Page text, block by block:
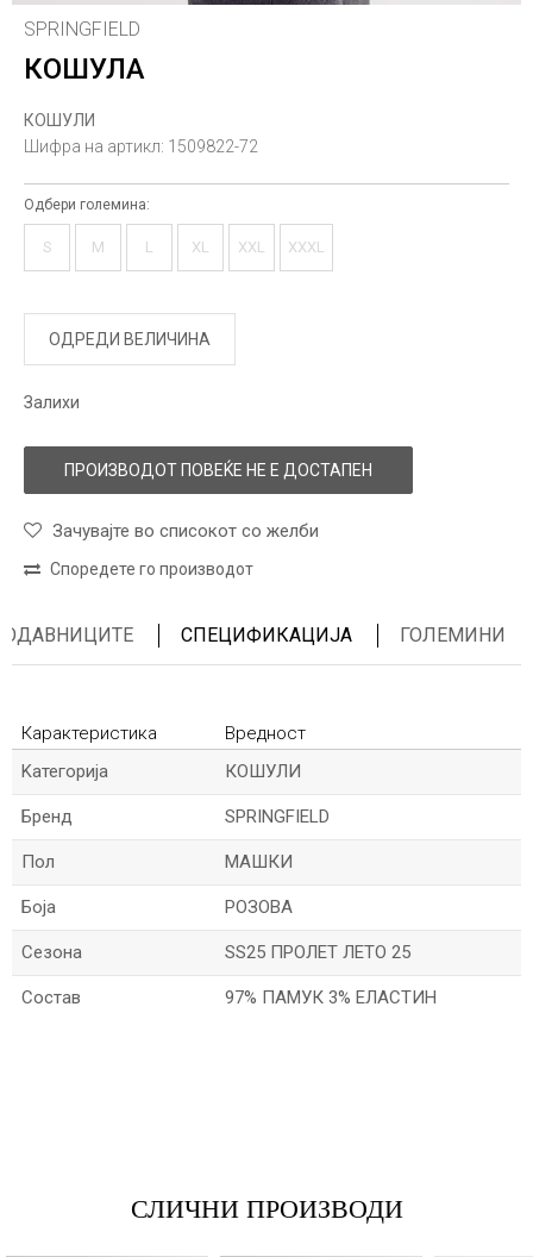
SPRINGFIELD
КОШУЛА
КОШУЛИ
Шифра на артикл: 1509822-72
Одбери големина:
S M L XL XXL XXXL
ОДРЕДИ ВЕЛИЧИНА
Залихи
ПРОИЗВОДОТ ПОВЕЌЕ НЕ Е ДОСТАПЕН
Зачувајте во списокот со желби
Споредете го производот
СПЕЦИФИКАЦИЈА ГОЛЕМИНИ
Карактеристика
Вредност
Kатегорија
КОШУЛИ
Бренд SPRINGFIELD
Пол МАШКИ
Боја РОЗОВА
Сезона SS25 ПРОЛЕТ ЛЕТО 25
Состав 97% ПАМУК 3% ЕЛАСТИН
СЛИЧНИ ПРОИЗВОДИ